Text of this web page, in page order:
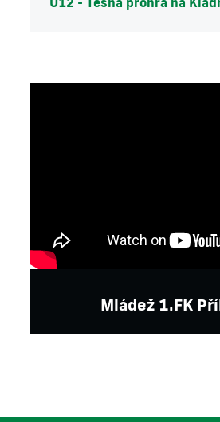
Mládež 1.FK